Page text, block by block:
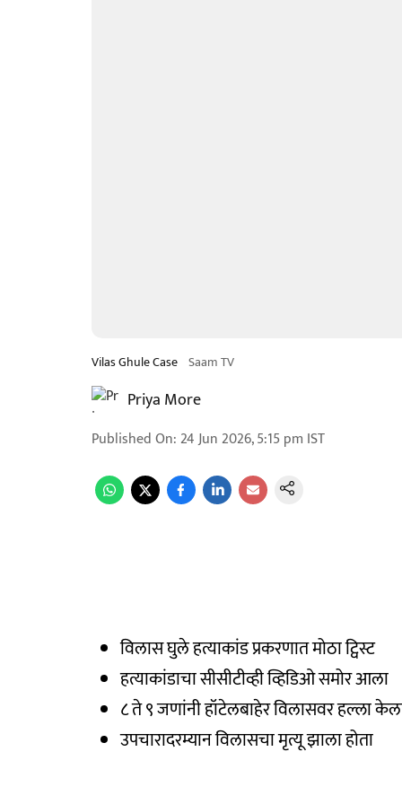
Vilas Ghule Case Saam TV
Priya More
Published On: 24 Jun 2026, 5:15 pm IST
विलास घुले हत्याकांड प्रकरणात मोठा ट्विस्ट
हत्याकांडाचा सीसीटीव्ही व्हिडिओ समोर आला
८ ते ९ जणांनी हॉटेलबाहेर विलासवर हल्ला
उपचारादरम्यान विलासचा मृत्यू झाला होता